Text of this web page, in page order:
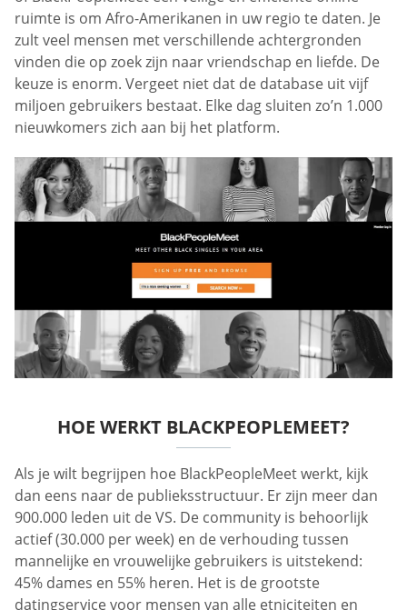
ruimte is om Afro-Amerikanen in uw regio te daten. Je
zult veel mensen met verschillende achtergronden
vinden die op zoek zijn naar vriendschap en liefde. De
keuze is enorm. Vergeet niet dat de database uit vijf
miljoen gebruikers bestaat. Elke dag sluiten zo’n 1.000
nieuwkomers zich aan bij het platform.
HOE WERKT BLACKPEOPLEMEET?
Als je wilt begrijpen hoe BlackPeopleMeet werkt, kijk
dan eens naar de publieksstructuur. Er zijn meer dan
900.000 leden uit de VS. De community is behoorlijk
actief (30.000 per week) en de verhouding tussen
mannelijke en vrouwelijke gebruikers is uitstekend:
45% dames en 55% heren. Het is de grootste
datingservice voor mensen van alle etniciteiten en